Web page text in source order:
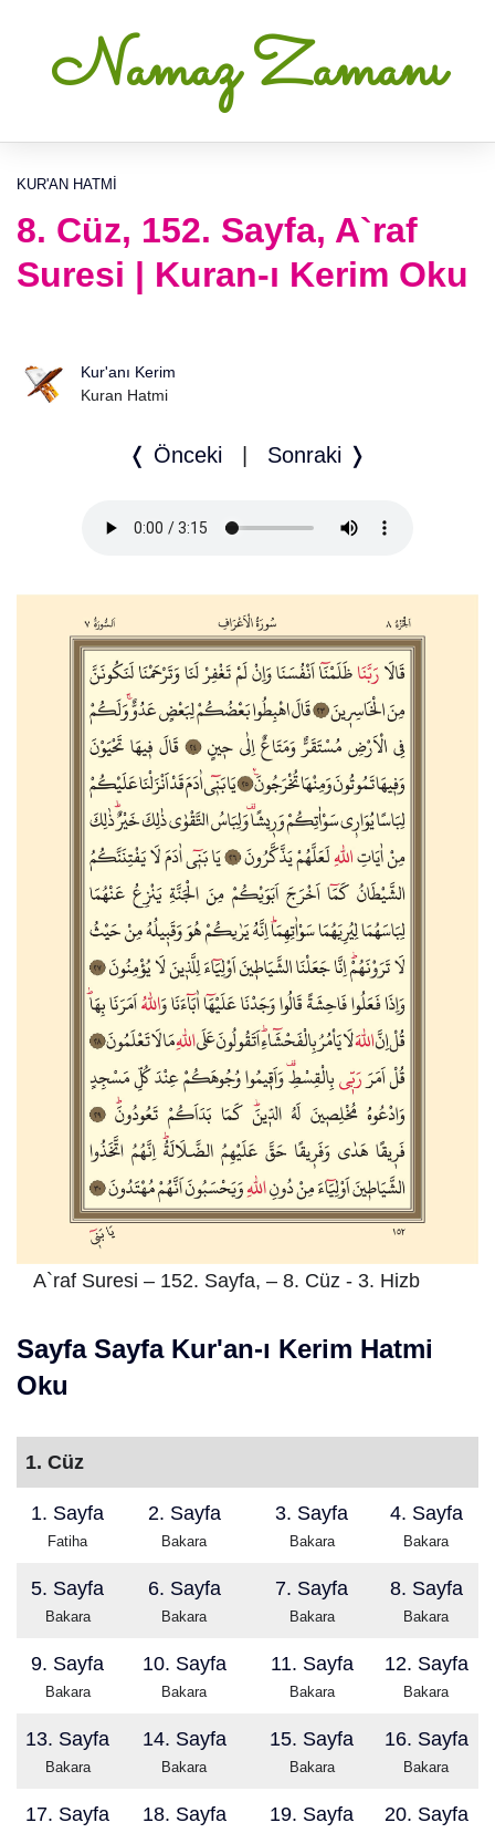
Namaz Zamanı
KUR'AN HATMI
8. Cüz, 152. Sayfa, A`raf
Suresi | Kuran-ı Kerim Oku
Kur'anı Kerim
Kuran Hatmi
❬ Önceki Sonraki ❭
A`raf Suresi – 152. Sayfa, – 8. Cüz - 3. Hizb
Sayfa Sayfa Kur'an-ı Kerim Hatmi
Oku
1. Cüz
1. Sayfa
Fatiha
2. Sayfa
Bakara
3. Sayfa
Bakara
4. Sayfa
Bakara
5. Sayfa
Bakara
6. Sayfa
Bakara
7. Sayfa
Bakara
8. Sayfa
Bakara
9. Sayfa
Bakara
10. Sayfa
Bakara
11. Sayfa
Bakara
12. Sayfa
Bakara
13. Sayfa
Bakara
14. Sayfa
Bakara
15. Sayfa
Bakara
16. Sayfa
Bakara
17. Sayfa 18. Sayfa 19. Sayfa 20. Sayfa